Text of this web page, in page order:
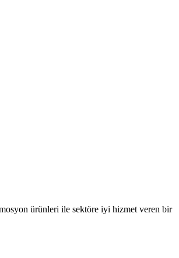
ürünleri ile sektöre iyi hizmet veren bir